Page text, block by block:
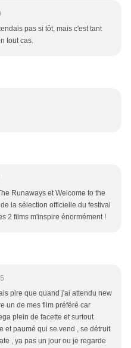
pas si tôt, mais c'est tant
tout cas.
Runaways et Welcome to the
la sélection officielle du festival
2 films m'inspire énormément !
pire que quand j'ai attendu new
un de mes film préféré car
plein de facette et surtout
et paumé qui se vend , se détruit
, ya pas un jour ou je regarde